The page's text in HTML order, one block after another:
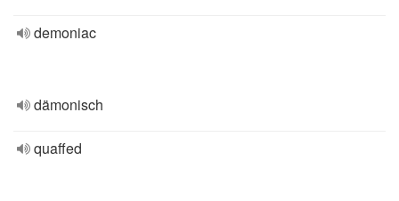
demoniac
dämonisch
quaffed